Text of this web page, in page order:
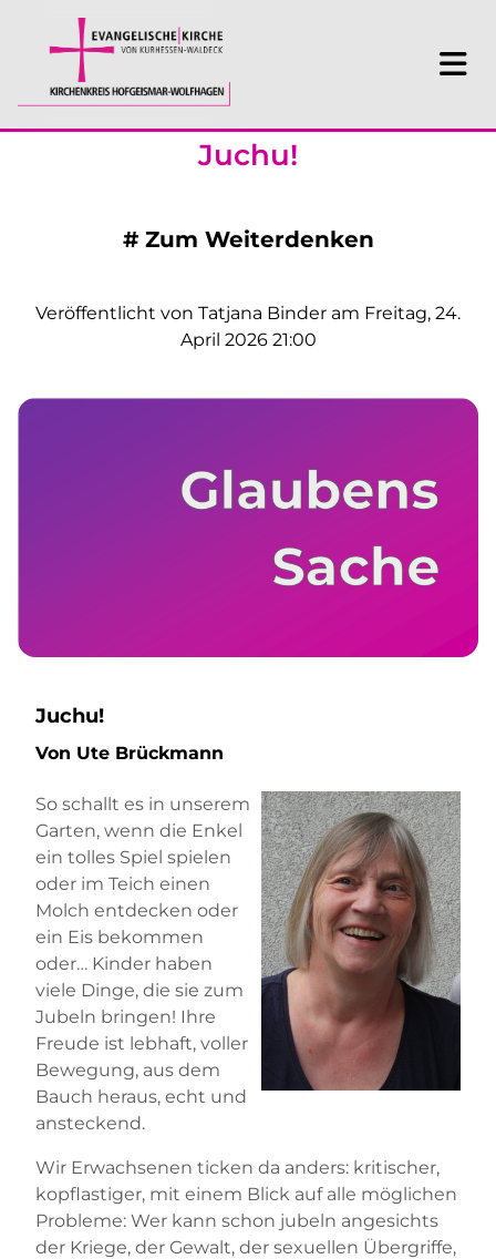
Juchu!
# Zum Weiterdenken
Veröffentlicht von Tatjana Binder am Freitag, 24.
April 2026 21:00
Juchu!
Von Ute Brückmann
So schallt es in unserem
Garten, wenn die Enkel
ein tolles Spiel spielen
oder im Teich einen
Molch entdecken oder
ein Eis bekommen
oder… Kinder haben
viele Dinge, die sie zum
Jubeln bringen! Ihre
Freude ist lebhaft, voller
Bewegung, aus dem
Bauch heraus, echt und
ansteckend.
Wir Erwachsenen ticken da anders: kritischer,
kopflastiger, mit einem Blick auf alle möglichen
Probleme: Wer kann schon jubeln angesichts
der Kriege, der Gewalt, der sexuellen Übergriffe,